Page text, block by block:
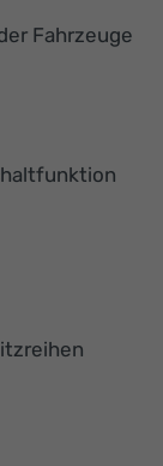
Fahrzeuge